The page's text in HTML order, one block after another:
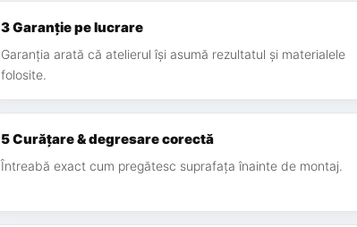
3 Garanție pe lucrare
Garanția arată că atelierul își asumă rezultatul și materialele
folosite.
5 Curățare & degresare corectă
Întreabă exact cum pregătesc suprafața înainte de montaj.